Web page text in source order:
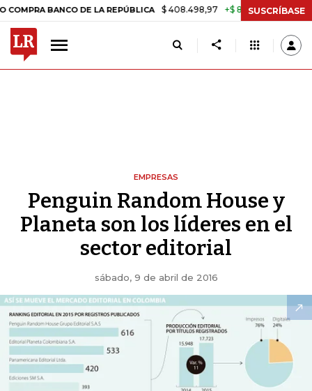
BANCO DE LA REPÚBLICA $ 408.498,97 +$ 8.753,81 +2,19% TASA
SUSCRÍBASE
EMPRESAS
Penguin Random House y
Planeta son los líderes en el
sector editorial
sábado, 9 de abril de 2016